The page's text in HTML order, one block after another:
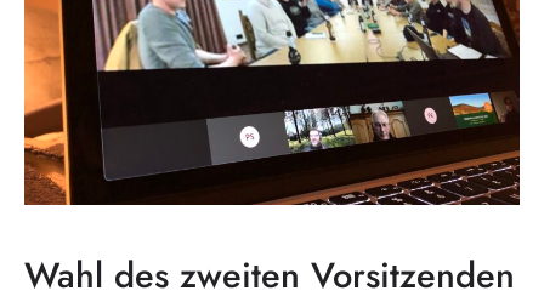
Wahl des zweiten Vorsitzenden